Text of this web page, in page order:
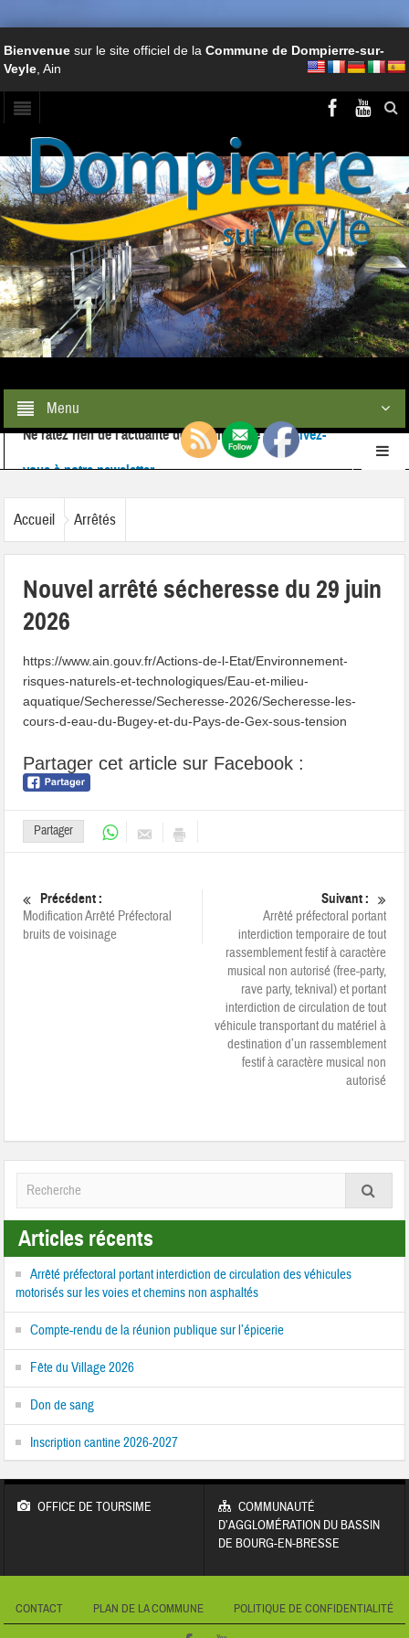
Bienvenuesur le site officiel de laCommune de Dompierre-sur-
Veyle , Ain
Menu
Ne ratez rien de l'actualité de la commune :inscrivez-
vous à notre newsletter
Retrouvez-nous également surFacebook
Accueil
Arrêtés
Nouvel arrêté sécheresse du 29 juin
2026
https://www.ain.gouv.fr/Actions-de-l-Etat/Environnement-
risques-naturels-et-technologiques/Eau-et-milieu-
aquatique/Secheresse/Secheresse-2026/Secheresse-les-
cours-d-eau-du-Bugey-et-du-Pays-de-Gex-sous-tension
Partager cet article sur Facebook :
Partager
Précédent :
Modification Arrêté Préfectoral
bruits de voisinage
Suivant :
Arrêté préfectoral portant
interdiction temporaire de tout
rassemblement festif à caractère
musical non autorisé (free-party,
rave party, teknival) et portant
interdiction de circulation de tout
véhicule transportant du matériel à
destination d’un rassemblement
festif à caractère musical non
autorisé
Articles récents
Arrêté préfectoral portant interdiction de circulation des véhicules
motorisés sur les voies et chemins non asphaltés
Compte-rendu de la réunion publique sur l’épicerie
Fête du Village 2026
Don de sang
Inscription cantine 2026-2027
OFFICE DE TOURSIME
COMMUNAUTÉ
D’AGGLOMÉRATION DU BASSIN
DE BOURG-EN-BRESSE
CONTACT PLAN DE LA COMMUNE POLITIQUE DE CONFIDENTIALITÉ